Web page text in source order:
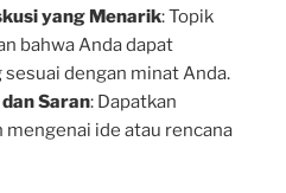
yang Menarik: Topik
bahwa Anda dapat
dengan minat Anda.
Saran: Dapatkan
mengenai ide atau rencana